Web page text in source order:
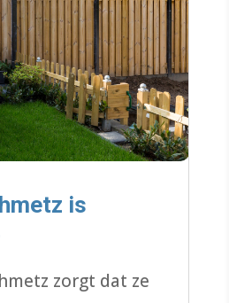
is
zorgt dat ze